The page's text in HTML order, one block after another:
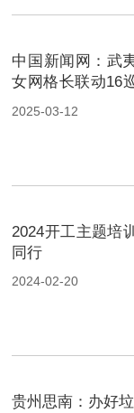
中国新闻网：武
女网格长联动16
山水土地“防护网”
2025-03-12
2024开工主题培
同行
2024-02-20
贵州思南：办好